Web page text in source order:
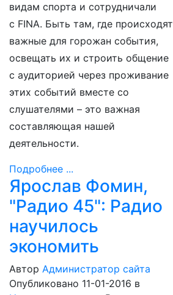
видам спорта и сотрудничали
с FINA. Быть там, где происходят
важные для горожан события,
освещать их и строить общение
с аудиторией через проживание
этих событий вместе со
слушателями – это важная
составляющая нашей
деятельности.
Подробнее ...
Ярослав Фомин,
"Радио 45": Радио
научилось
экономить
Автор Администратор сайта
Опубликовано 11-01-2016 в